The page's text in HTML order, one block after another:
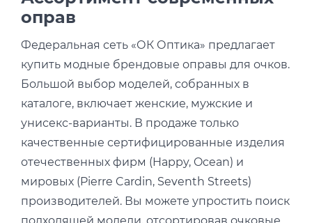
оправ
Федеральная сеть «ОК Оптика» предлагает
купить модные брендовые оправы для очков.
Большой выбор моделей, собранных в
каталоге, включает женские, мужские и
унисекс-варианты. В продаже только
качественные сертифицированные изделия
отечественных фирм (Happy, Ocean) и
мировых (Pierre Cardin, Seventh Streets)
производителей. Вы можете упростить поиск